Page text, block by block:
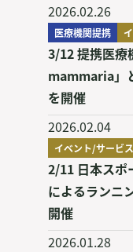
2026.02.26
医療機関提携
3/12 提携医療
mammaria」
を開催
2026.02.04
イベント/サービス
2/11 日本スポ
によるランニ
開催
2026.01.28